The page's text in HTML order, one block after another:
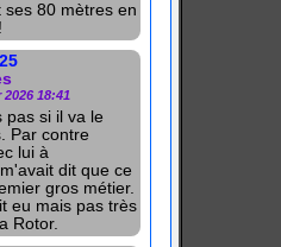
ses 80 mètres en
18:41
pas si il va le
Par contre
lui à
dit que ce
gros métier.
eu mais pas très
Rotor.